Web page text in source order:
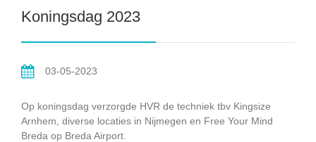
Koningsdag 2023
03-05-2023
Op koningsdag verzorgde HVR de techniek tbv Kingsize
Arnhem, diverse locaties in Nijmegen en Free Your Mind
Breda op Breda Airport.